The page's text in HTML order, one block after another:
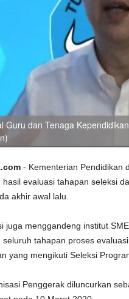
Guru dan Tenaga
- Kementerian Pendidikan
hasil evaluasi tahapan seleksi
akhir awal lalu.
juga menggandeng institut
seluruh tahapan proses
yang mengikuti Seleksi
Penggerak diluncurkan